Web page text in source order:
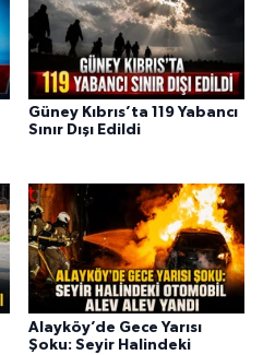
Güney Kıbrıs’ta 119 Yabancı
Sınır Dışı Edildi
Alayköy’de Gece Yarısı
Şoku: Seyir Halindeki